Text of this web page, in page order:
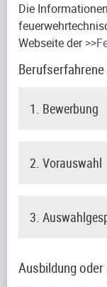
Die
Webseite der
1. Bewerbung
2. Vorauswahl
3.
Ausbildung